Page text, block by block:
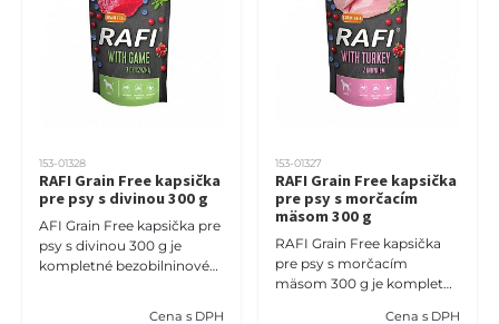
153-01328
RAFI Grain Free kapsička
pre psy s divinou 300 g
AFI Grain Free kapsička pre
psy s divinou 300 g je
kompletné bezobilninové
Cena s DPH
153-01327
RAFI Grain Free kapsička
pre psy s morčacím
mäsom 300 g
RAFI Grain Free kapsička
pre psy s morčacím
mäsom 300 g je kompletné
Cena s DPH